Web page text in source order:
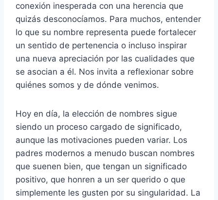
conexión inesperada con una herencia que
quizás desconocíamos. Para muchos, entender
lo que su nombre representa puede fortalecer
un sentido de pertenencia o incluso inspirar
una nueva apreciación por las cualidades que
se asocian a él. Nos invita a reflexionar sobre
quiénes somos y de dónde venimos.
Hoy en día, la elección de nombres sigue
siendo un proceso cargado de significado,
aunque las motivaciones pueden variar. Los
padres modernos a menudo buscan nombres
que suenen bien, que tengan un significado
positivo, que honren a un ser querido o que
simplemente les gusten por su singularidad. La